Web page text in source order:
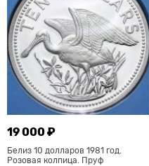
19 000 ₽
Белиз 10 долларов 1981 год.
Розовая колпица. Пруф